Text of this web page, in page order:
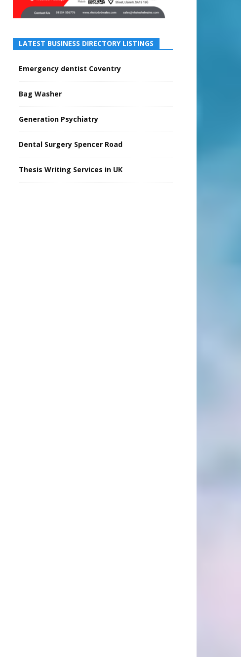
LATEST BUSINESS DIRECTORY LISTINGS
Emergency dentist Coventry
Bag Washer
Generation Psychiatry
Dental Surgery Spencer Road
Thesis Writing Services in UK